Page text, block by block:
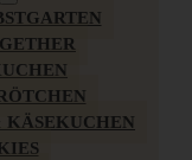
KÄSEKUCHEN